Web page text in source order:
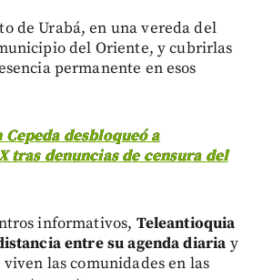
de Urabá, en una vereda del
del Oriente, y cubrirlas
permanente en esos
Cepeda desbloqueó a
tras denuncias de censura del
informativos, Teleantioquia
entre su agenda diaria y
las comunidades en las